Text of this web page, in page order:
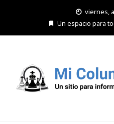
viernes,
Un espacio para